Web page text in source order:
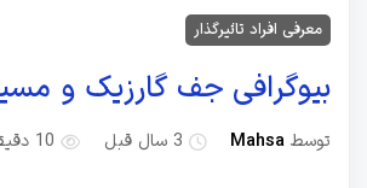
معرفی افراد تاثیرگذار
بیوگرافی جف گارزیک و
توسط Mahsa 3 سال قبل 10 دقیقه